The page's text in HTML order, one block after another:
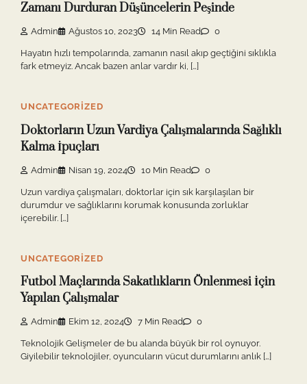
Zamanı Durduran Düşüncelerin Peşinde
Admin Ağustos 10, 2023 14 Min Read 0
Hayatın hızlı tempolarında, zamanın nasıl akıp geçtiğini sıklıkla
fark etmeyiz. Ancak bazen anlar vardır ki, […]
UNCATEGORIZED
Doktorların Uzun Vardiya Çalışmalarında Sağlıklı
Kalma İpuçları
Admin Nisan 19, 2024 10 Min Read 0
Uzun vardiya çalışmaları, doktorlar için sık karşılaşılan bir
durumdur ve sağlıklarını korumak konusunda zorluklar
içerebilir. […]
UNCATEGORIZED
Futbol Maçlarında Sakatlıkların Önlenmesi İçin
Yapılan Çalışmalar
Admin Ekim 12, 2024 7 Min Read 0
Teknolojik Gelişmeler de bu alanda büyük bir rol oynuyor.
Giyilebilir teknolojiler, oyuncuların vücut durumlarını anlık […]